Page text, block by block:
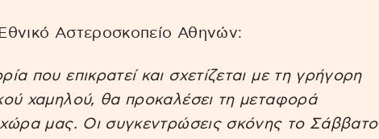
Αστεροσκοπείο Αθηνών:
που επικρατεί και σχετίζεται με τη γρήγορη
χαμηλού, θα προκαλέσει τη μεταφορά
μας. Οι συγκεντρώσεις σκόνης το Σάββατο